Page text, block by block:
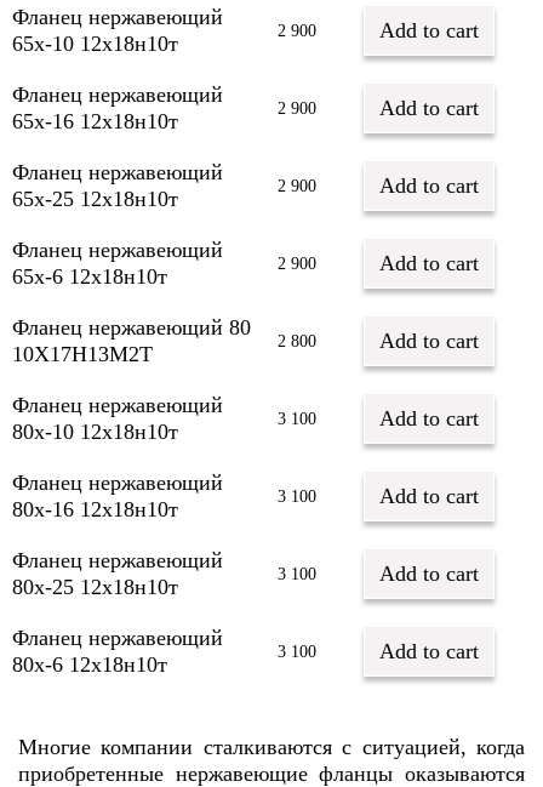
Фланец нержавеющий
65х-10 12х18н10т
2 900 Add to cart
Фланец нержавеющий
65х-16 12х18н10т
2 900 Add to cart
Фланец нержавеющий
65х-25 12х18н10т
2 900 Add to cart
Фланец нержавеющий
65х-6 12х18н10т
2 900 Add to cart
Фланец нержавеющий 80
10Х17Н13М2Т
2 800 Add to cart
Фланец нержавеющий
80х-10 12х18н10т
3 100 Add to cart
Фланец нержавеющий
80х-16 12х18н10т
3 100 Add to cart
Фланец нержавеющий
80х-25 12х18н10т
3 100 Add to cart
Фланец нержавеющий
80х-6 12х18н10т
3 100 Add to cart
Многие компании сталкиваются с ситуацией, когда
приобретенные нержавеющие фланцы оказываются